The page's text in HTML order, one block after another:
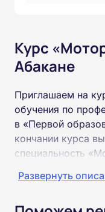
Курс
Абакане
Приглашаем на
обучения по
в «Первой
кончании курса
специальность
Развернуть